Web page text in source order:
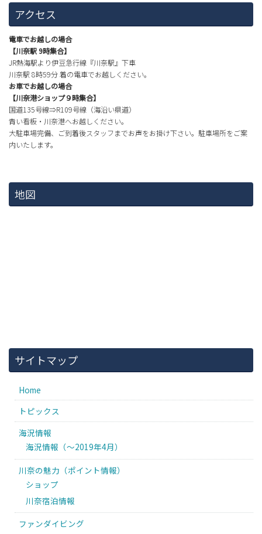
アクセス
電車でお越しの場合
【川奈駅 9時集合】
JR熱海駅より伊豆急行線『川奈駅』下車
川奈駅 8時59分 着の電車でお越しください。
お車でお越しの場合
【川奈港ショップ９時集合】
国道135号線⇒R109号線（海沿い県道）
青い看板・川奈港へお越しください。
大駐車場完備、ご到着後スタッフまでお声をお掛け下さい。駐車場所をご案
内いたします。
地図
サイトマップ
Home
トピックス
海況情報
海況情報（〜2019年4月）
川奈の魅力（ポイント情報）
ショップ
川奈宿泊情報
ファンダイビング